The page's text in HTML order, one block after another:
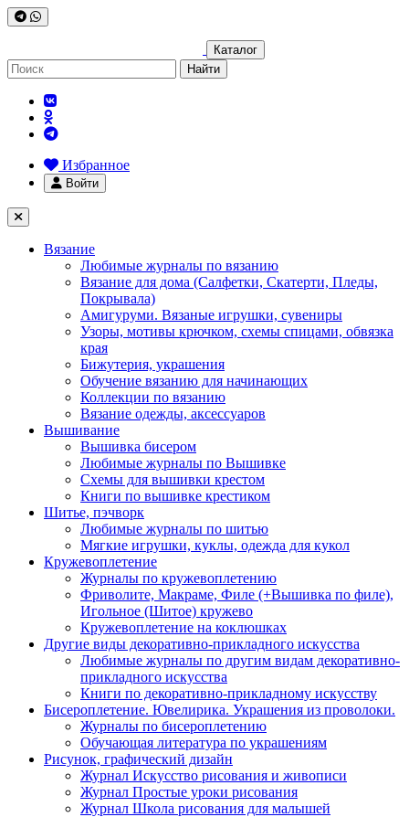
Каталог
Найти
Избранное
Войти
Вязание
Любимые журналы по вязанию
Вязание для дома (Салфетки, Скатерти, Пледы,
Покрывала)
Амигуруми. Вязаные игрушки, сувениры
Узоры, мотивы крючком, схемы спицами, обвязка
края
Бижутерия, украшения
Обучение вязанию для начинающих
Коллекции по вязанию
Вязание одежды, аксессуаров
Вышивание
Вышивка бисером
Любимые журналы по Вышивке
Схемы для вышивки крестом
Книги по вышивке крестиком
Шитье, пэчворк
Любимые журналы по шитью
Мягкие игрушки, куклы, одежда для кукол
Кружевоплетение
Журналы по кружевоплетению
Фриволите, Макраме, Филе (+Вышивка по филе),
Игольное (Шитое) кружево
Кружевоплетение на коклюшках
Другие виды декоративно-прикладного искусства
Любимые журналы по другим видам декоративно-
прикладного искусства
Книги по декоративно-прикладному искусству
Бисероплетение. Ювелирика. Украшения из проволоки.
Журналы по бисероплетению
Обучающая литература по украшениям
Рисунок, графический дизайн
Журнал Искусство рисования и живописи
Журнал Простые уроки рисования
Журнал Школа рисования для малышей